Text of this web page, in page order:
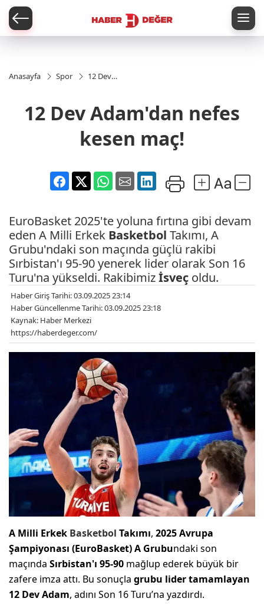
Anasayfa Spor
12 Dev
kesen
maç!
12 Dev Adam'dan nefes
kesen maç!
EuroBasket 2025'te yoluna fırtına gibi devam
eden A Milli Erkek Basketbol Takımı, A
Grubu'ndaki son maçında güçlü rakibi
Sırbistan'ı 95-90 yenerek lider olarak Son 16
Turu'na yükseldi. Rakibimizİsveç oldu.
Haber Giriş Tarihi: 03.09.2025 23:14
Haber Güncellenme Tarihi: 03.09.2025 23:18
Kaynak: Haber Merkezi
https://haberdeger.com/
A Milli Erkek Basketbol Takımı, 2025 Avrupa
Şampiyonası (EuroBasket) A Grubundaki son
maçında Sırbistan'ı 95-90 mağlup ederek büyük bir
zafere imza attı. Bu sonuçla grubu lider tamamlayan
12 Dev Adam, adını Son 16 Turu’na yazdırdı.